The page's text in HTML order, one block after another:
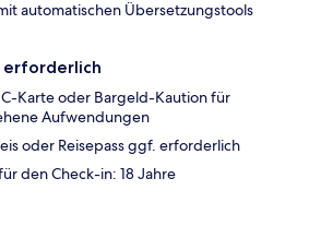
automatischen Übersetzungstools
erforderlich
Karte oder Bargeld-Kaution für
Aufwendungen
oder Reisepass ggf. erforderlich
den Check-in: 18 Jahre